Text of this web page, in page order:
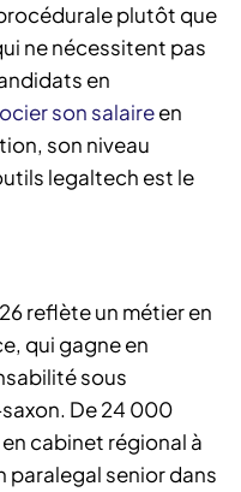
plutôt que
ne nécessitent pas
en
son salaireen
son niveau
legaltech est le
reflète un métier en
qui gagne en
sous
De 24 000
cabinet régional à
paralegal senior dans